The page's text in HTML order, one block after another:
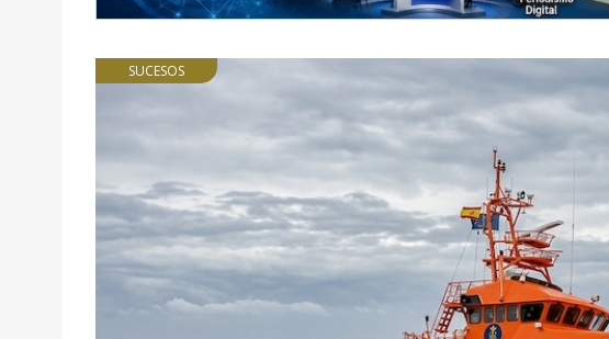
SUCESOS